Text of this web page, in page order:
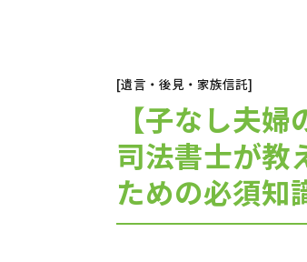
[遺言・後見・家族信託]
【子なし夫
司法書士が教
ための必須知
不動産を受け継いだ
急ぎなさい